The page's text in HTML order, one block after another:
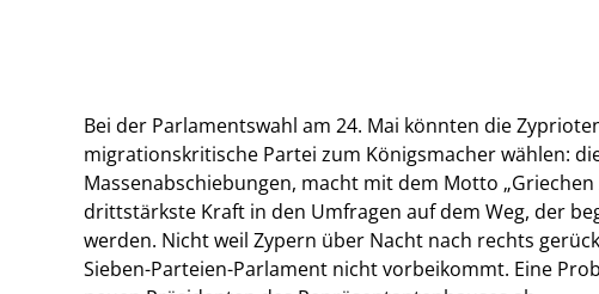
Bei der Parlamentswahl am 24. Mai könnten die
migrationskritische Partei zum Königsmacher wählen:
Massenabschiebungen, macht mit dem Motto
drittstärkste Kraft in den Umfragen auf dem Weg, der
werden. Nicht weil Zypern über Nacht nach rechts
Sieben-Parteien-Parlament nicht vorbeikommt. Eine